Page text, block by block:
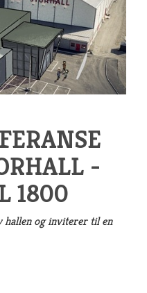
-
1800
hallen og inviterer til en